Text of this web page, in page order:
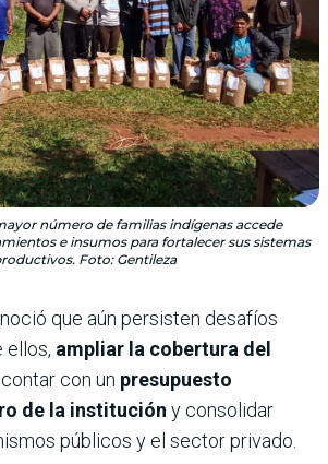
número de familias indígenas accede
e insumos para fortalecer sus sistemas
Foto: Gentileza
que aún persisten desafíos
ellos, ampliar la cobertura del
con un presupuesto
de la institución y consolidar
públicos y el sector privado.